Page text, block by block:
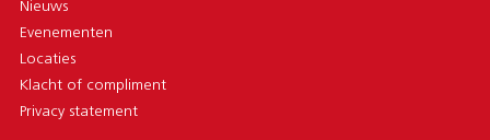
Nieuws
Evenementen
Locaties
Klacht of compliment
Privacy statement